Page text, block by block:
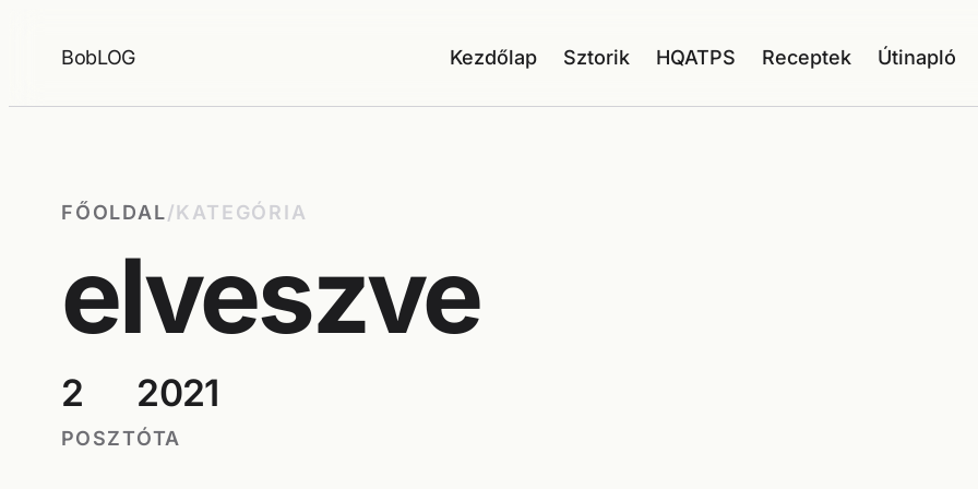
BobLOG Kezdőlap Sztorik HQATPS Receptek Útinapló
FŐOLDAL/KATEGÓRIA
elveszve
2
POSZT
2021
ÓTA